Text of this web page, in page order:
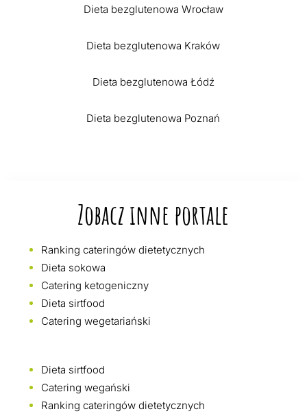
Dieta bezglutenowa Wrocław
Dieta bezglutenowa Kraków
Dieta bezglutenowa Łódź
Dieta bezglutenowa Poznań
Zobacz inne portale
Ranking cateringów dietetycznych
Dieta sokowa
Catering ketogeniczny
Dieta sirtfood
Catering wegetariański
Dieta sirtfood
Catering wegański
Ranking cateringów dietetycznych